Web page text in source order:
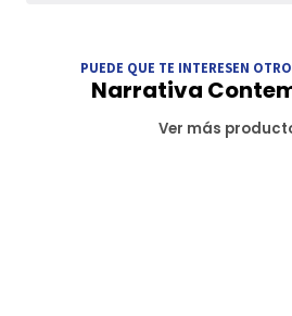
PUEDE QUE TE INTERESEN
Narrativa
Ver más